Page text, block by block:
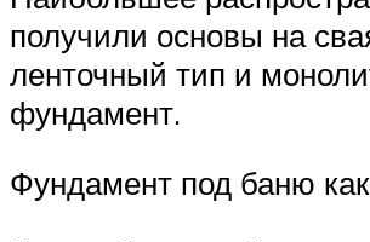
получили основы на
ленточный тип и
фундамент.
Фундамент под баню